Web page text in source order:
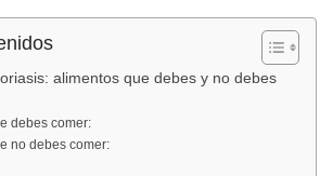
alimentos que debes y no debes
debes comer:
no debes comer: